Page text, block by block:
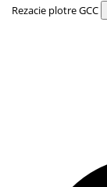
Rezacie plotre GCC